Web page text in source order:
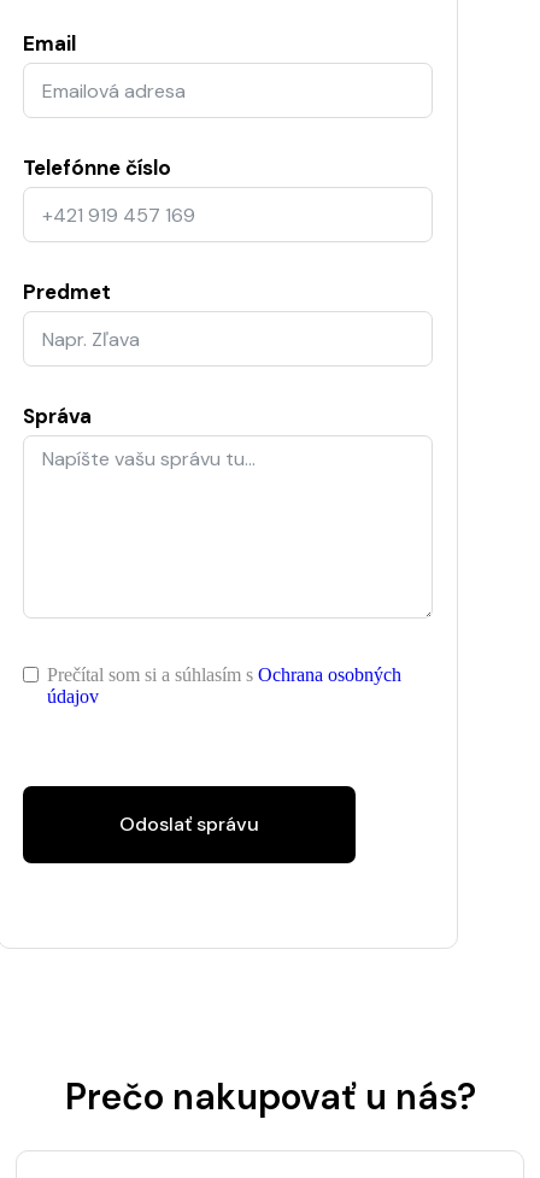
Email
Telefónne číslo
Predmet
Správa
Prečítal som si a súhlasím s Ochrana osobných
údajov
Odoslať správu
Prečo nakupovať u nás?